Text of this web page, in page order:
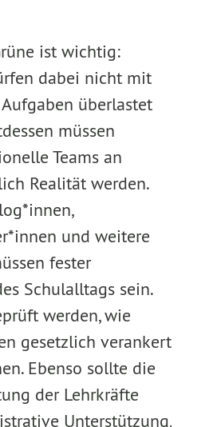
ist wichtig:
dabei nicht mit
überlastet
müssen
Teams an
Realität werden.
und weitere
fester
Schulalltags sein.
werden, wie
gesetzlich verankert
Ebenso sollte die
der Lehrkräfte
Unterstützung,